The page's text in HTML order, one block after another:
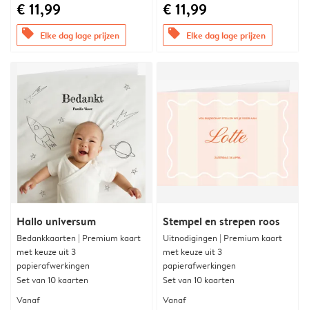
€ 11,99
offers Elke dag lage prijzen
€ 11,99
offers Elke dag lage prijzen
Hallo universum
Bedankkaarten | Premium kaart
met keuze uit 3
papierafwerkingen
Set van 10 kaarten
Vanaf
Stempel en strepen roos
Uitnodigingen | Premium kaart
met keuze uit 3
papierafwerkingen
Set van 10 kaarten
Vanaf